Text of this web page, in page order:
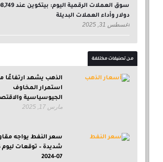
سوق العملات الرقمية اليوم:
دولار وأداء العملات البديلة
أغسطس 31, 2025
من تصنيفات مختلفة
الذهب يشهد ارتفاعًا
استمرار المخاوف
الجيوسياسية
مارس 17, 2025
سعر النفط يواجه
07-2024